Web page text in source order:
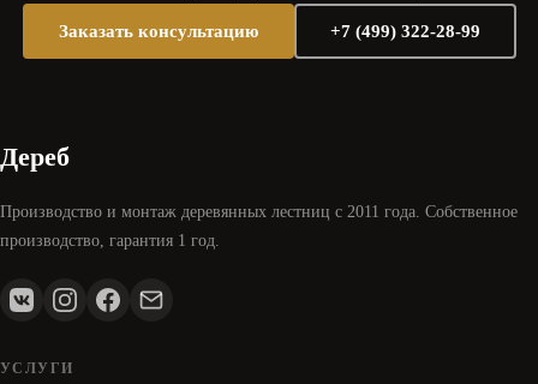
Заказать консультацию +7 (499) 322-28-99
Дереб
Производство и монтаж деревянных лестниц с 2011 года. Собственное
производство, гарантия 1 год.
УСЛУГИ